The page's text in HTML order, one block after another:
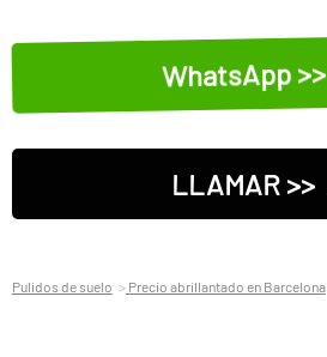
WhatsApp >>
LLAMAR >>
Pulidos de suelo Precio abrillantado en Barcelona